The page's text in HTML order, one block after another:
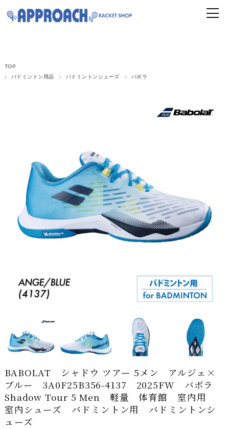
TOP
バドミントン用品
バドミントンシューズ バボラ
BABOLAT シャドウ ツアー 5メン アルジェ×
ブルー 3A0F25B356-4137 2025FW バボラ
Shadow Tour 5 Men 軽量 体育館 室内用
室内シューズ バドミントン用 バドミントンシ
ューズ